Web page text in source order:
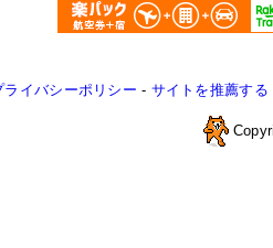
ライバシーポリシー - サイトを推薦する